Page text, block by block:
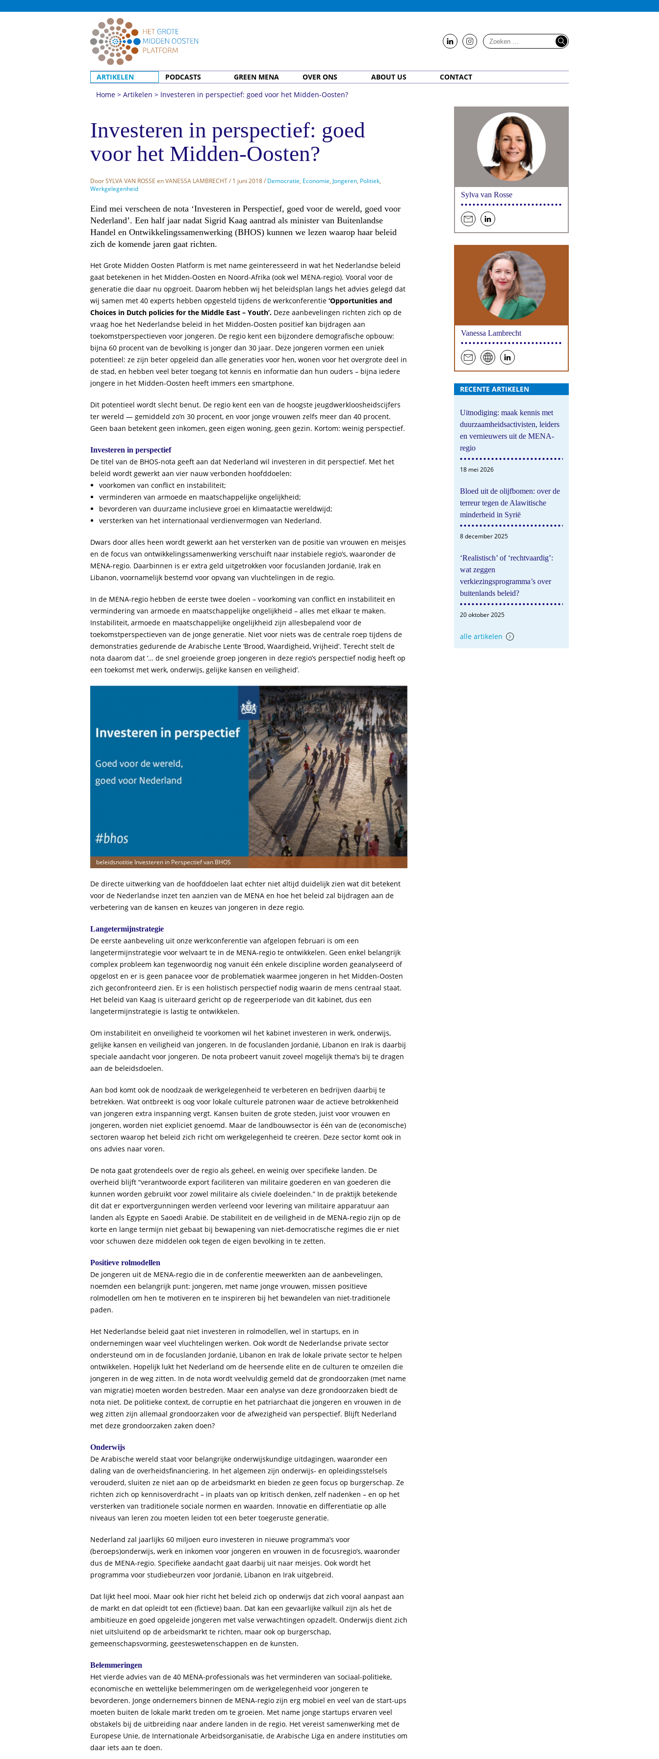
us
LinkedIn
us
Instagram
ARTIKELEN PODCASTS GREEN MENA OVER ONS ABOUT US
CONTACT
Home > Artikelen > Investeren in perspectief: goed voor het Midden-Oosten?
Investeren in perspectief: goed
voor het Midden-Oosten?
DoorSYLVA VAN ROSSE enVANESSA LAMBRECHT/ 1 juni 2018 / Democratie, Economie, Jongeren, Politiek,
Werkgelegenheid
Eind mei verscheen de nota ‘Investeren in Perspectief, goed voor de wereld, goed voor
Nederland’. Een half jaar nadat Sigrid Kaag aantrad als minister van Buitenlandse
Handel en Ontwikkelingssamenwerking (BHOS) kunnen we lezen waarop haar beleid
zich de komende jaren gaat richten.
Het Grote Midden Oosten Platform is met name geïnteresseerd in wat het Nederlandse beleid
gaat betekenen in het Midden-Oosten en Noord-Afrika (ook wel MENA-regio). Vooral voor de
generatie die daar nu opgroeit. Daarom hebben wij het beleidsplan langs het advies gelegd dat
wij samen met 40 experts hebben opgesteld tijdens de werkconferentie ‘Opportunities and
Choices in Dutch policies for the Middle East – Youth’. Deze aanbevelingen richten zich op de
vraag hoe het Nederlandse beleid in het Midden-Oosten positief kan bijdragen aan
toekomstperspectieven voor jongeren. De regio kent een bijzondere demografische opbouw:
bijna 60 procent van de bevolking is jonger dan 30 jaar. Deze jongeren vormen een uniek
potentieel: ze zijn beter opgeleid dan alle generaties voor hen, wonen voor het overgrote deel in
de stad, en hebben veel beter toegang tot kennis en informatie dan hun ouders – bijna iedere
jongere in het Midden-Oosten heeft immers een smartphone.
Dit potentieel wordt slecht benut. De regio kent een van de hoogste jeugdwerkloosheidscijfers
ter wereld — gemiddeld zo’n 30 procent, en voor jonge vrouwen zelfs meer dan 40 procent.
Geen baan betekent geen inkomen, geen eigen woning, geen gezin. Kortom: weinig perspectief.
Investeren in perspectief
De titel van de BHOS-nota geeft aan dat Nederland wil investeren in dit perspectief. Met het
beleid wordt gewerkt aan vier nauw verbonden hoofddoelen:
voorkomen van conflict en instabiliteit;
verminderen van armoede en maatschappelijke ongelijkheid;
bevorderen van duurzame inclusieve groei en klimaatactie wereldwijd;
versterken van het internationaal verdienvermogen van Nederland.
Dwars door alles heen wordt gewerkt aan het versterken van de positie van vrouwen en meisjes
en de focus van ontwikkelingssamenwerking verschuift naar instabiele regio’s, waaronder de
MENA-regio. Daarbinnen is er extra geld uitgetrokken voor focuslanden Jordanië, Irak en
Libanon, voornamelijk bestemd voor opvang van vluchtelingen in de regio.
In de MENA-regio hebben de eerste twee doelen – voorkoming van conflict en instabiliteit en
vermindering van armoede en maatschappelijke ongelijkheid – alles met elkaar te maken.
Instabiliteit, armoede en maatschappelijke ongelijkheid zijn allesbepalend voor de
toekomstperspectieven van de jonge generatie. Niet voor niets was de centrale roep tijdens de
demonstraties gedurende de Arabische Lente ‘Brood, Waardigheid, Vrijheid’. Terecht stelt de
nota daarom dat ‘… de snel groeiende groep jongeren in deze regio’s perspectief nodig heeft op
een toekomst met werk, onderwijs, gelijke kansen en veiligheid’.
beleidsnotitie Investeren in Perspectief van BHOS
De directe uitwerking van de hoofddoelen laat echter niet altijd duidelijk zien wat dit betekent
voor de Nederlandse inzet ten aanzien van de MENA en hoe het beleid zal bijdragen aan de
verbetering van de kansen en keuzes van jongeren in deze regio.
Langetermijnstrategie
De eerste aanbeveling uit onze werkconferentie van afgelopen februari is om een
langetermijnstrategie voor welvaart te in de MENA-regio te ontwikkelen. Geen enkel belangrijk
complex probleem kan tegenwoordig nog vanuit één enkele discipline worden geanalyseerd of
opgelost en er is geen panacee voor de problematiek waarmee jongeren in het Midden-Oosten
zich geconfronteerd zien. Er is een holistisch perspectief nodig waarin de mens centraal staat.
Het beleid van Kaag is uiteraard gericht op de regeerperiode van dit kabinet, dus een
langetermijnstrategie is lastig te ontwikkelen.
Om instabiliteit en onveiligheid te voorkomen wil het kabinet investeren in werk, onderwijs,
gelijke kansen en veiligheid van jongeren. In de focuslanden Jordanië, Libanon en Irak is daarbij
speciale aandacht voor jongeren. De nota probeert vanuit zoveel mogelijk thema’s bij te dragen
aan de beleidsdoelen.
Aan bod komt ook de noodzaak de werkgelegenheid te verbeteren en bedrijven daarbij te
betrekken. Wat ontbreekt is oog voor lokale culturele patronen waar de actieve betrokkenheid
van jongeren extra inspanning vergt. Kansen buiten de grote steden, juist voor vrouwen en
jongeren, worden niet expliciet genoemd. Maar de landbouwsector is één van de (economische)
sectoren waarop het beleid zich richt om werkgelegenheid te creëren. Deze sector komt ook in
ons advies naar voren.
De nota gaat grotendeels over de regio als geheel, en weinig over specifieke landen. De
overheid blijft “verantwoorde export faciliteren van militaire goederen en van goederen die
kunnen worden gebruikt voor zowel militaire als civiele doeleinden.” In de praktijk betekende
dit dat er exportvergunningen werden verleend voor levering van militaire apparatuur aan
landen als Egypte en Saoedi Arabië. De stabiliteit en de veiligheid in de MENA-regio zijn op de
korte en lange termijn niet gebaat bij bewapening van niet-democratische regimes die er niet
voor schuwen deze middelen ook tegen de eigen bevolking in te zetten.
Positieve rolmodellen
De jongeren uit de MENA-regio die in de conferentie meewerkten aan de aanbevelingen,
noemden een belangrijk punt: jongeren, met name jonge vrouwen, missen positieve
rolmodellen om hen te motiveren en te inspireren bij het bewandelen van niet-traditionele
paden.
Het Nederlandse beleid gaat niet investeren in rolmodellen, wel in startups, en in
ondernemingen waar veel vluchtelingen werken. Ook wordt de Nederlandse private sector
ondersteund om in de focuslanden Jordanië, Libanon en Irak de lokale private sector te helpen
ontwikkelen. Hopelijk lukt het Nederland om de heersende elite en de culturen te omzeilen die
jongeren in de weg zitten. In de nota wordt veelvuldig gemeld dat de grondoorzaken (met name
van migratie) moeten worden bestreden. Maar een analyse van deze grondoorzaken biedt de
nota niet. De politieke context, de corruptie en het patriarchaat die jongeren en vrouwen in de
weg zitten zijn allemaal grondoorzaken voor de afwezigheid van perspectief. Blijft Nederland
met deze grondoorzaken zaken doen?
Onderwijs
De Arabische wereld staat voor belangrijke onderwijskundige uitdagingen, waaronder een
daling van de overheidsfinanciering. In het algemeen zijn onderwijs- en opleidingsstelsels
verouderd, sluiten ze niet aan op de arbeidsmarkt en bieden ze geen focus op burgerschap. Ze
richten zich op kennisoverdracht – in plaats van op kritisch denken, zelf nadenken – en op het
versterken van traditionele sociale normen en waarden. Innovatie en differentiatie op alle
niveaus van leren zou moeten leiden tot een beter toegeruste generatie.
Nederland zal jaarlijks 60 miljoen euro investeren in nieuwe programma’s voor
(beroeps)onderwijs, werk en inkomen voor jongeren en vrouwen in de focusregio’s, waaronder
dus de MENA-regio. Specifieke aandacht gaat daarbij uit naar meisjes. Ook wordt het
programma voor studiebeurzen voor Jordanië, Libanon en Irak uitgebreid.
Dat lijkt heel mooi. Maar ook hier richt het beleid zich op onderwijs dat zich vooral aanpast aan
de markt en dat opleidt tot een (fictieve) baan. Dat kan een gevaarlijke valkuil zijn als het de
ambitieuze en goed opgeleide jongeren met valse verwachtingen opzadelt. Onderwijs dient zich
niet uitsluitend op de arbeidsmarkt te richten, maar ook op burgerschap,
gemeenschapsvorming, geesteswetenschappen en de kunsten.
Belemmeringen
Het vierde advies van de 40 MENA-professionals was het verminderen van sociaal-politieke,
economische en wettelijke belemmeringen om de werkgelegenheid voor jongeren te
bevorderen. Jonge ondernemers binnen de MENA-regio zijn erg mobiel en veel van de start-ups
moeten buiten de lokale markt treden om te groeien. Met name jonge startups ervaren veel
obstakels bij de uitbreiding naar andere landen in de regio. Het vereist samenwerking met de
Europese Unie, de Internationale Arbeidsorganisatie, de Arabische Liga en andere instituties om
daar iets aan te doen.
Sylva van Rosse
een
hen
LinkedIn
Vanessa Lambrecht
een
mail
websitehen
LinkedIn
RECENTE ARTIKELEN
Uitnodiging: maak kennis met
duurzaamheidsactivisten, leiders
en vernieuwers uit de MENA-
regio
18 mei 2026
Bloed uit de olijfbomen: over de
terreur tegen de Alawitische
minderheid in Syrië
8 december 2025
‘Realistisch’ of ‘rechtvaardig’:
wat zeggen
verkiezingsprogramma’s over
buitenlands beleid?
20 oktober 2025
alle artikelen